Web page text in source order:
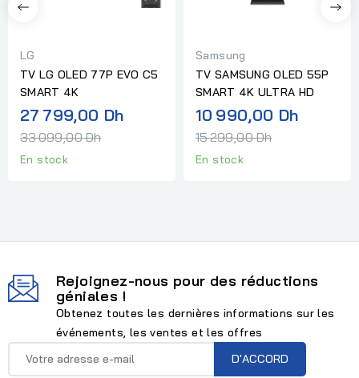
LG
TV LG OLED 77P EVO C5
SMART 4K
27 799,00 DhPrix
33 099,00 Dh
En stock
Samsung
TV SAMSUNG OLED 55P
SMART 4K ULTRA HD
10 990,00 DhPrix
15 299,00 Dh
En stock
Rejoignez-nous pour des réductions
géniales !
Obtenez toutes les dernières informations sur les
événements, les ventes et les offres